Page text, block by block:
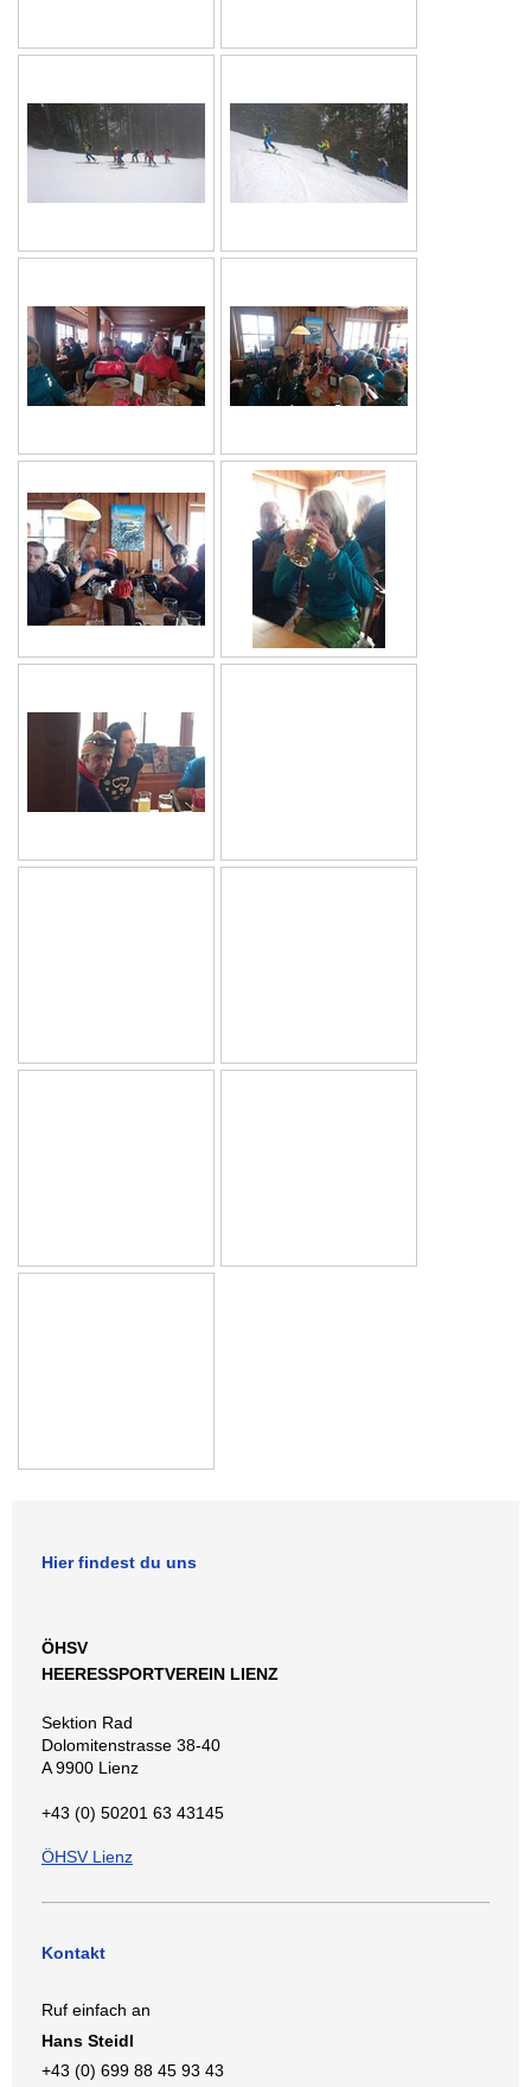
Hier findest du uns
ÖHSV
HEERESSPORTVEREIN LIENZ
Sektion Rad
Dolomitenstrasse 38-40
A 9900 Lienz
+43 (0) 50201 63 43145
ÖHSV Lienz
Kontakt
Ruf einfach an
Hans Steidl
+43 (0) 699 88 45 93 43